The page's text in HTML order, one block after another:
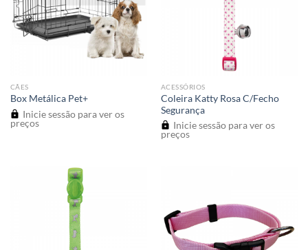
CÃES
Box Metálica Pet+
Inicie sessão para ver os
preços
ACESSÓRIOS
Coleira Katty Rosa C/Fecho
Segurança
Inicie sessão para ver os
preços